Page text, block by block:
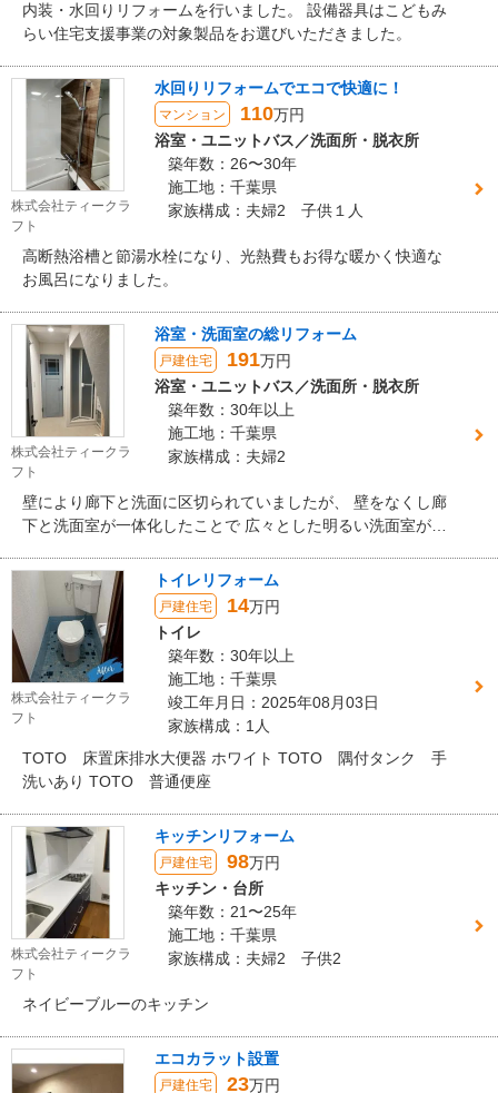
内装・水回りリフォームを行いました。 設備器具はこどもみ
らい住宅支援事業の対象製品をお選びいただきました。
株式会社ティークラ
フト
水回りリフォームでエコで快適に！
マンション 110万円
浴室・ユニットバス／洗面所・脱衣所
築年数：26〜30年
施工地：千葉県
家族構成：夫婦2 子供１人
高断熱浴槽と節湯水栓になり、光熱費もお得な暖かく快適な
お風呂になりました。
株式会社ティークラ
フト
浴室・洗面室の総リフォーム
戸建住宅 191万円
浴室・ユニットバス／洗面所・脱衣所
築年数：30年以上
施工地：千葉県
家族構成：夫婦2
壁により廊下と洗面に区切られていましたが、 壁をなくし廊
下と洗面室が一体化したことで 広々とした明るい洗面室が出
株式会社ティークラ
フト
トイレリフォーム
戸建住宅 14万円
トイレ
築年数：30年以上
施工地：千葉県
竣工年月日：2025年08月03日
家族構成：1人
TOTO 床置床排水大便器 ホワイト TOTO 隅付タンク 手
洗いあり TOTO 普通便座
株式会社ティークラ
フト
キッチンリフォーム
戸建住宅 98万円
キッチン・台所
築年数：21〜25年
施工地：千葉県
家族構成：夫婦2 子供2
ネイビーブルーのキッチン
エコカラット設置
戸建住宅 23万円